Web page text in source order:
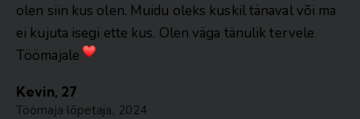
olen siin kus olen. Muidu oleks kuskil tänaval või ma
ei kujuta isegi ette kus. Olen väga tänulik tervele
Töömajale
Kevin, 27
Töömaja lõpetaja, 2024